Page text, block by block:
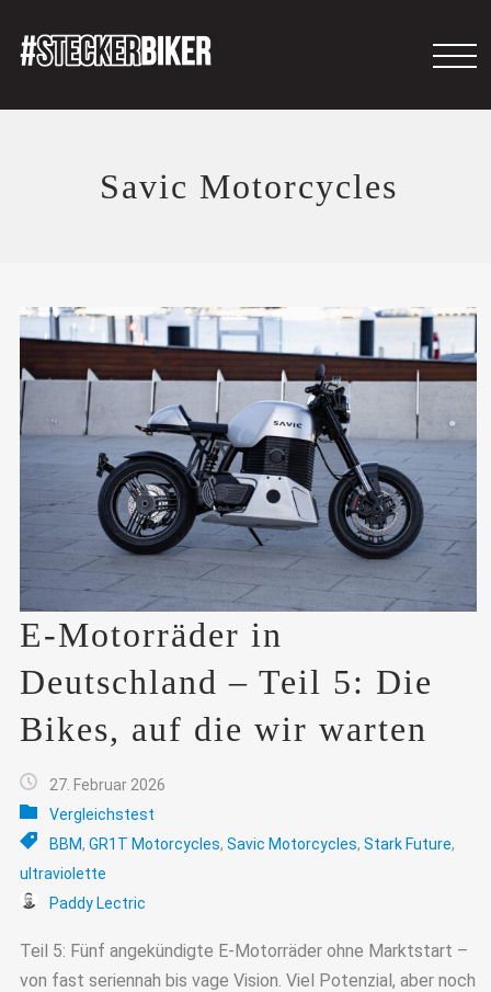
Savic Motorcycles
E-Motorräder in
Deutschland – Teil 5: Die
Bikes, auf die wir warten
27. Februar 2026
Vergleichstest
BBM, GR1T Motorcycles, Savic Motorcycles, Stark Future,
ultraviolette
Paddy Lectric
Teil 5: Fünf angekündigte E-Motorräder ohne Marktstart –
von fast seriennah bis vage Vision. Viel Potenzial, aber noch